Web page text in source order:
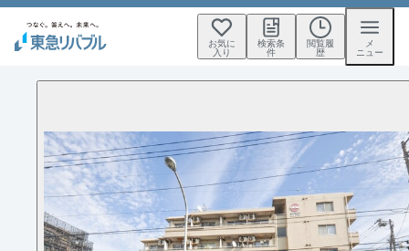
お気に
入り
検索条
件
閲覧履
歴
メ
ニュー